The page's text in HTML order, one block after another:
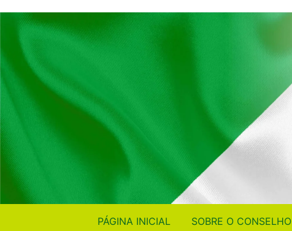
PÁGINA INICIAL SOBRE O CONSELHO